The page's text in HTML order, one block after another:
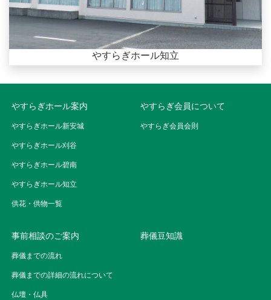
やすらぎホール知立
やすらぎホール案内
やすらぎホール新安城
やすらぎホール刈谷
やすらぎホール碧南
やすらぎホール知立
供花・供物一覧
やすらぎ会員について
やすらぎ会員会則
事前相談のご案内
葬儀までの流れ
葬儀までの詳細の流れについて
仏壇・仏具
葬儀豆知識